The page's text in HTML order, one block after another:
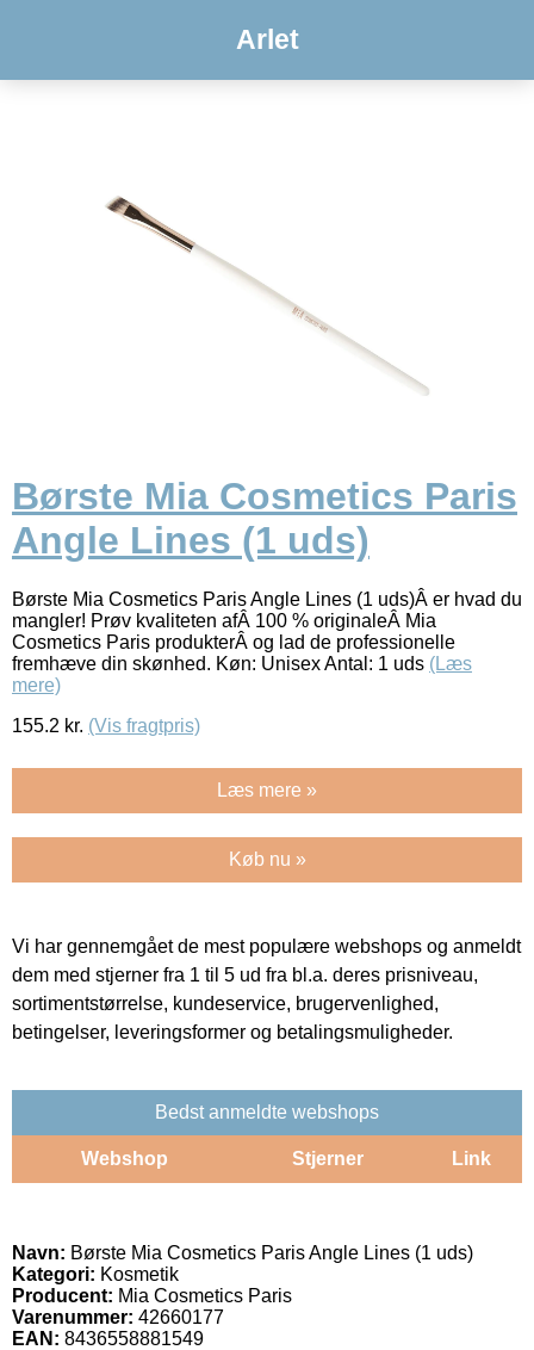
Arlet
Børste Mia Cosmetics Paris
Angle Lines (1 uds)
Børste Mia Cosmetics Paris Angle Lines (1 uds)Â er hvad du
mangler! Prøv kvaliteten afÂ 100 % originaleÂ Mia
Cosmetics Paris produkterÂ og lad de professionelle
fremhæve din skønhed. Køn: Unisex Antal: 1 uds (Læs
mere)
155.2 kr. (Vis fragtpris)
Læs mere »
Køb nu »
Vi har gennemgået de mest populære webshops og anmeldt
dem med stjerner fra 1 til 5 ud fra bl.a. deres prisniveau,
sortimentstørrelse, kundeservice, brugervenlighed,
betingelser, leveringsformer og betalingsmuligheder.
Bedst anmeldte webshops
Webshop Stjerner Link
Navn: Børste Mia Cosmetics Paris Angle Lines (1 uds)
Kategori: Kosmetik
Producent: Mia Cosmetics Paris
Varenummer: 42660177
EAN: 8436558881549